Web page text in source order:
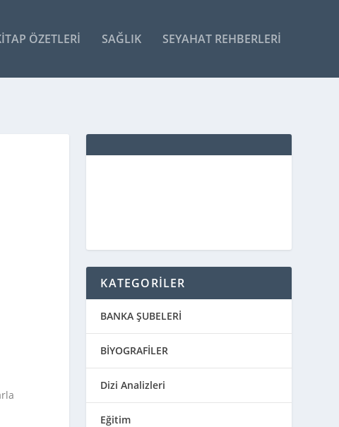
ÖZETLERI SAĞLIK SEYAHAT REHBERLERI
KATEGORİLER
BANKA ŞUBELERİ
BİYOGRAFİLER
Dizi Analizleri
Eğitim